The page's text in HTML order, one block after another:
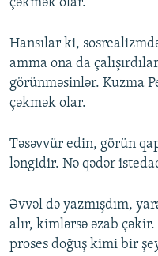
Hansılar ki,
amma ona da
görünməsinlər. Kuzma
çəkmək olar.
Təsəvvür edin, görün
ləngidir. Nə qədər
Əvvəl də yazmışdım,
alır, kimlərsə əzab
proses doğuş kimi bir